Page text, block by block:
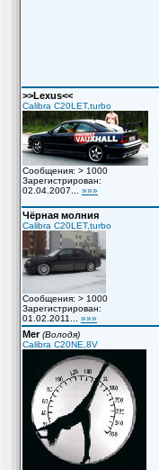
>>Lexus<<
Calibra C20LET,turbo
Сообщения: > 1000
Зарегистрирован:
02.04.2007... »»»
Чёрная молния
Calibra C20LET,turbo
Сообщения: > 1000
Зарегистрирован:
01.02.2011... »»»
Mer (Володя)
Calibra C20NE,8V